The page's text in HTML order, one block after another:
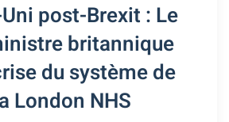
post-Brexit : Le
britannique
du système de
London NHS